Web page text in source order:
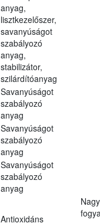
anyag,
lisztkezelőszer,
savanyúságot
szabályozó
anyag,
stabilizátor,
szilárdítóanyag
Savanyúságot
szabályozó
anyag
Savanyúságot
szabályozó
anyag
Savanyúságot
szabályozó
anyag
Antioxidáns